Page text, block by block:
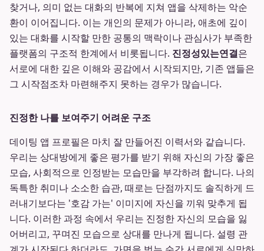
찾거나, 의미 없는 대화의 반복에 지쳐 앱을 삭제하는 악순
환이 이어집니다. 이는 개인의 문제가 아니라, 애초에 깊이
있는 대화를 시작할 만한 공통의 맥락이나 관심사가 부족한
플랫폼의 구조적 한계에서 비롯됩니다. 진정성있는연결은
서로에 대한 깊은 이해와 공감에서 시작되지만, 기존 앱들은
그 시작점조차 마련해주지 못하는 경우가 많습니다.
진정한 나를 보여주기 어려운 구조
데이팅 앱 프로필은 마치 잘 만들어진 이력서와 같습니다.
우리는 상대방에게 좋은 평가를 받기 위해 자신의 가장 좋은
모습, 사회적으로 인정받는 모습만을 부각하려 합니다. 나의
독특한 취미나 소소한 습관, 때로는 단점까지도 솔직하게 드
러내기보다는 '호감 가는' 이미지에 자신을 끼워 맞추게 됩
니다. 이러한 과정 속에서 우리는 진정한 자신의 모습을 잃
어버리고, 꾸며진 모습으로 상대를 만나게 됩니다. 설령 관